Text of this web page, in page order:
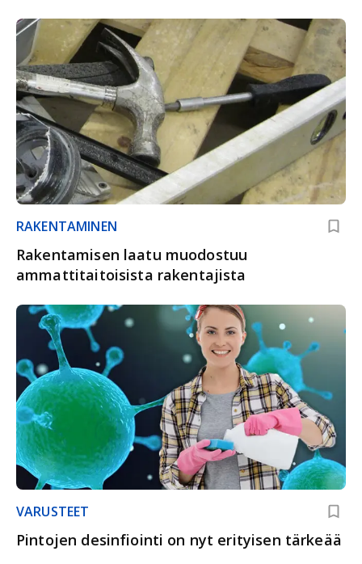
RAKENTAMINEN
Rakentamisen laatu muodostuu
ammattitaitoisista rakentajista
VARUSTEET
Pintojen desinfiointi on nyt erityisen tärkeää